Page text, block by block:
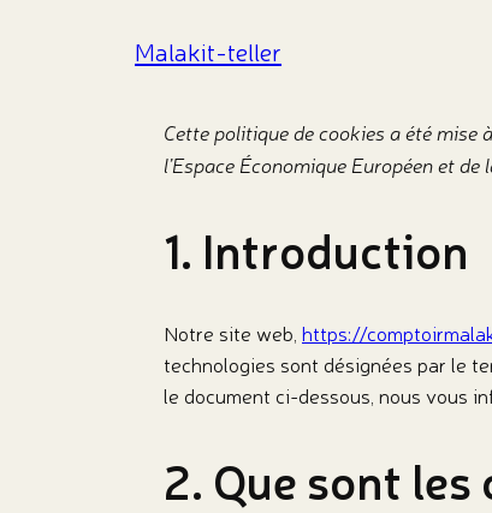
Malakit-teller
Cette politique de cookies a été
l’Espace Économique Européen et de
1. Introduction
Notre site web, https://
technologies sont désignées par le
le document ci-dessous, nous vous
2. Que sont les